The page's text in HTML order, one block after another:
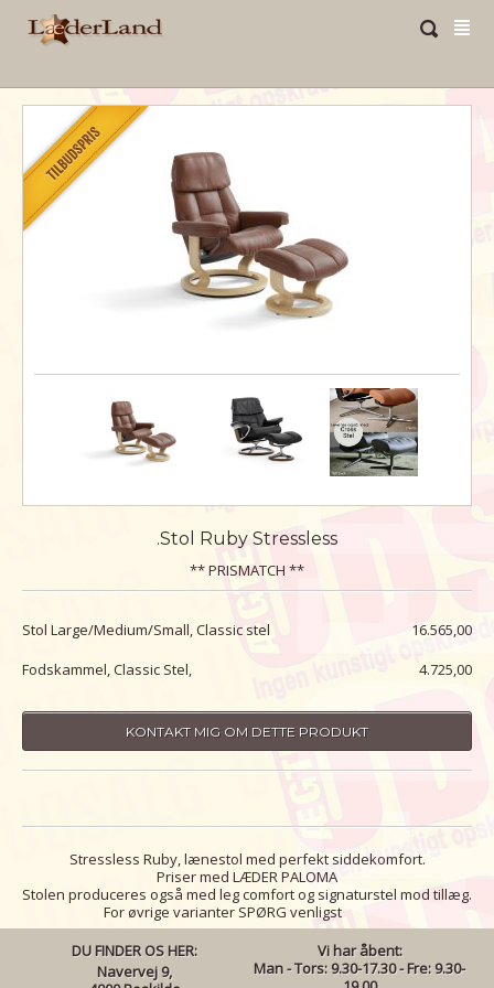
.Stol Ruby Stressless
** PRISMATCH **
Stol Large/Medium/Small, Classic stel
16.565,00
Fodskammel, Classic Stel,
4.725,00
KONTAKT MIG OM DETTE PRODUKT
Stressless Ruby, lænestol med perfekt siddekomfort.
Priser med LÆDER PALOMA
Stolen produceres også med leg comfort og signaturstel mod tillæg.
For øvrige varianter SPØRG venligst
DU FINDER OS HER:
Navervej 9,
Vi har åbent:
Man - Tors: 9.30-17.30 - Fre: 9.30-